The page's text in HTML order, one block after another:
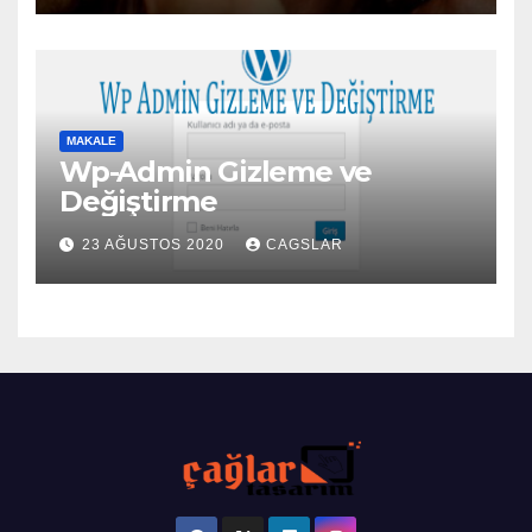
MAKALE
Wp-Admin Gizleme ve
Değiştirme
23 AĞUSTOS 2020 CAGSLAR